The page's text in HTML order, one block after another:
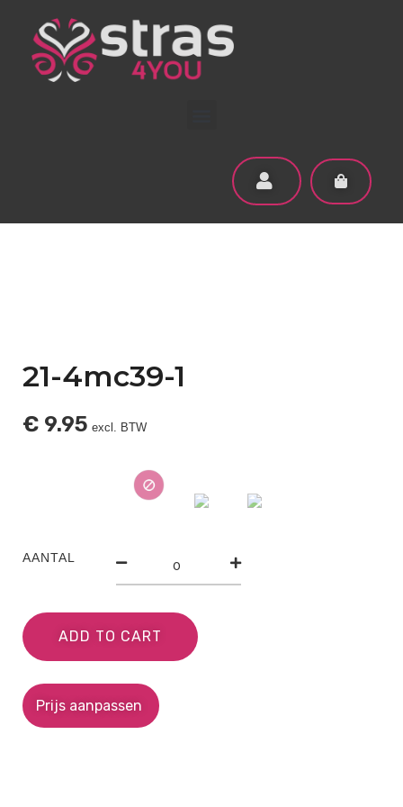
21-4mc39-1
€ 9.95 excl. BTW
AANTAL
ADD TO CART
Prijs aanpassen